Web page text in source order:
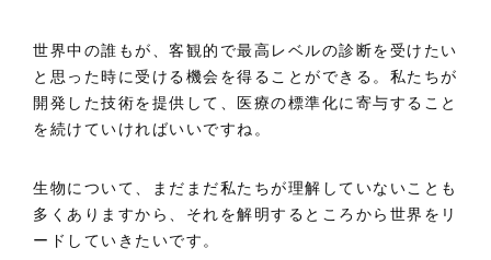
世界中の誰もが、客観的で最高レベルの診断を受けたい
と思った時に受ける機会を得ることができる。私たちが
開発した技術を提供して、医療の標準化に寄与すること
を続けていければいいですね。
生物について、まだまだ私たちが理解していないことも
多くありますから、それを解明するところから世界をリ
ードしていきたいです。